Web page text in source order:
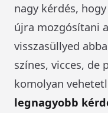
nagy kérdés,
újra mozgósítani
visszasüllyed
színes, vicces, de
komolyan
legnagyobb